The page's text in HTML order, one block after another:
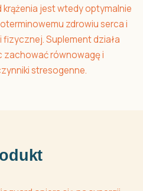
jest wtedy optymalnie
zdrowiu serca i
Suplement działa
zachować równowagę i
stresogenne.